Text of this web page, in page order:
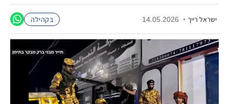
ישראל רייך •
14.05.2026 בקהילה